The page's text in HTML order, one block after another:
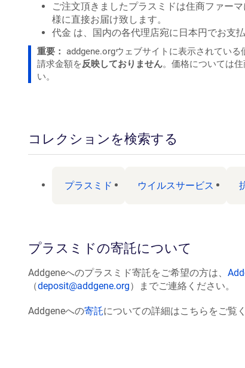
ご注文頂きましたプラスミドは住商ファー
様に直接お届け致します。
代金 は、国内の各代理店宛に日本円でお支払
重要： addgene.orgウェブサイトに表示されてい
請求金額を反映しておりません。価格については
い。
コレクションを検索する
プラスミド ウイルスサービス
プラスミドの寄託について
Addgeneへのプラスミド寄託をご希望の方は、
（deposit@addgene.org）までご連絡ください。
Addgeneへの寄託についての詳細はこちらをご覧